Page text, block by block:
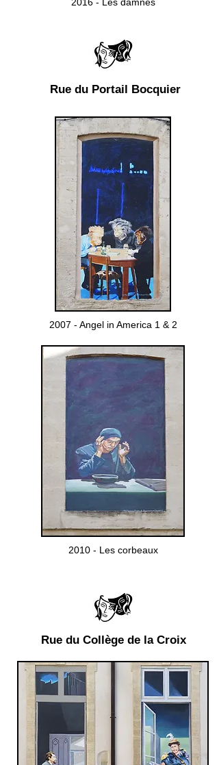
Rue du Portail Bocquier
2007 - Angel in America 1 & 2
2010 - Les corbeaux
Rue du Collège de la Croix